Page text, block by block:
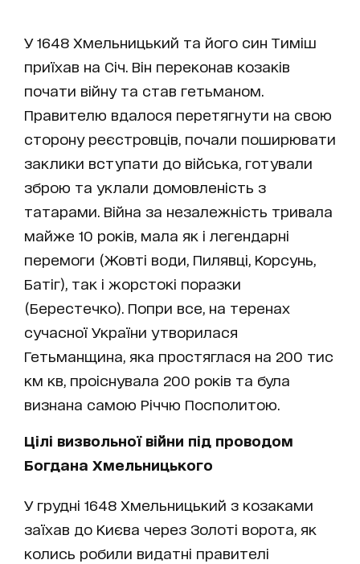
У 1648 Хмельницький та його син Тиміш
приїхав на Січ. Він переконав козаків
почати війну та став гетьманом.
Правителю вдалося перетягнути на свою
сторону реєстровців, почали поширювати
заклики вступати до війська, готували
зброю та уклали домовленість з
татарами. Війна за незалежність тривала
майже 10 років, мала як і легендарні
перемоги (Жовті води, Пилявці, Корсунь,
Батіг), так і жорстокі поразки
(Берестечко). Попри все, на теренах
сучасної України утворилася
Гетьманщина, яка простяглася на 200 тис
км кв, проіснувала 200 років та була
визнана самою Річчю Посполитою.
Цілі визвольної війни під проводом
Богдана Хмельницького
У грудні 1648 Хмельницький з козаками
заїхав до Києва через Золоті ворота, як
колись робили видатні правителі